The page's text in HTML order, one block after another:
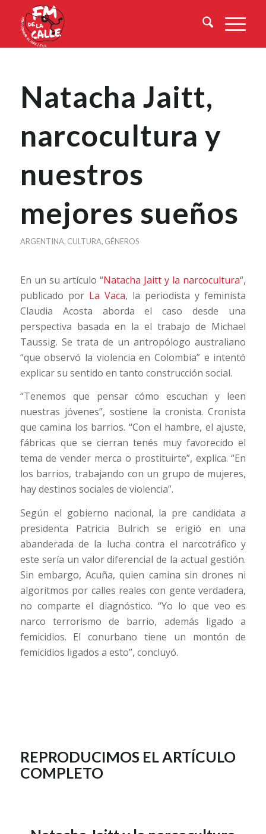
Natacha Jaitt,
narcocultura y
nuestros
mejores sueños
ARGENTINA, CULTURA, GÉNEROS
En un su artículo “Natacha Jaitt y la narcocultura“,
publicado por La Vaca, la periodista y feminista
Claudia Acosta aborda el caso desde una
perspectiva basada en la el trabajo de Michael
Taussig. Se trata de un antropólogo australiano
“que observó la violencia en Colombia” e intentó
explicar su sentido en tanto construcción social.
“Tenemos que pensar cómo escuchan y leen
nuestras jóvenes”, sostiene la cronista. Cronista
que camina los barrios. “Con el hambre, el ajuste,
fábricas que se cierran tenés muy favorecido el
tema de vender merca o prostituirte”, explica. “En
los barrios, trabajando con un grupo de mujeres,
hay destinos sociales de violencia”.
Según el gobierno nacional, la pre candidata a
presidenta Patricia Bulrich se erigió en una
abanderada de la lucha contra el narcotráfico y
este sería un valor diferencial de la actual gestión.
Sin embargo, Acuña, quien camina sin drones ni
algoritmos por calles reales con gente verdadera,
no comparte el diagnóstico. “Yo lo que veo es
narco terrorismo de barrio, además ligado a
femicidios. El conurbano tiene un montón de
femicidios ligados a esto”, concluyó.
REPRODUCIMOS EL ARTÍCULO
COMPLETO